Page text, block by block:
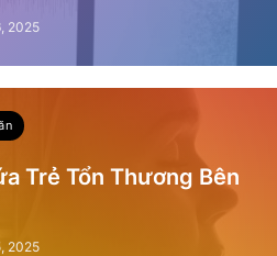
2025
Trẻ Tổn Thương Bên
2025